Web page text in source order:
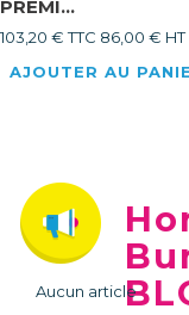
PREMI...
103,20 € TTC 86,00 € HT
AJOUTER AU
Aucun article